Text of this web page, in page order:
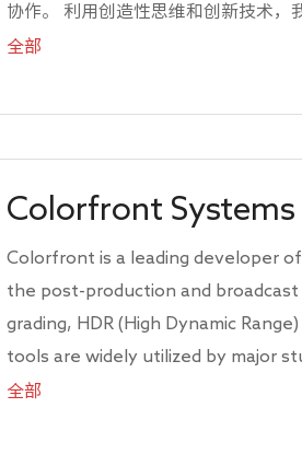
协作。 利用创造性思维和创新技术，
将我们的激情和知识提炼成一套
全部
Colorfront
Colorfront is a leading developer
the post-production and broadcast industries, specializing in advanced color
grading, HDR (High Dynamic Range) mastering, and media processing. Their
tools are widely utilized by major studios, streaming platforms, and content
creators to manage the complex demands of
全部